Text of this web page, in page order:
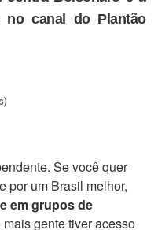
no canal do Plantão
Se você quer
por um Brasil melhor,
em grupos de
mais gente tiver acesso